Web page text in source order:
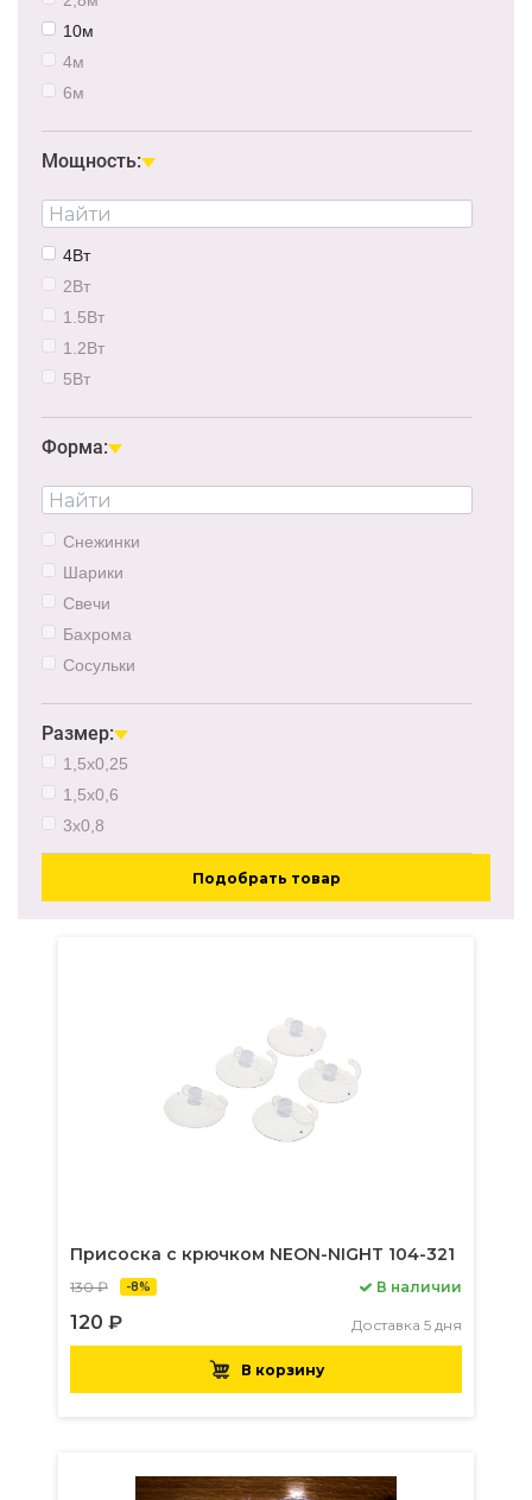
10м
4м
6м
2м
7м
15м
Мощность:
4Вт
2Вт
1.5Вт
1.2Вт
5Вт
0.51Вт
1Вт
8Вт
12Вт
1.8Вт
50Вт
Форма:
Снежинки
Шарики
Свечи
Бахрома
Сосульки
Звезды
Кисточки
Колокольчики
Кубики
Палочки
Размер:
1,5х0,25
1,5х0,6
3х0,8
Подобрать товар
Присоска с крючком NEON-NIGHT 104-321
130 ₽ -8%
120 ₽
В наличии
Доставка 5 дня
В корзину